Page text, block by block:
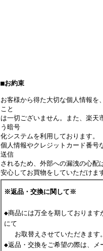
■お約束
お客様から得た大切な個人情報を
こと
は一切ございません。また、楽天
う暗号
化システムを利用しております。
個人情報やクレジットカード番号
送信
されるため、外部への漏洩の心配
安心してお買物をしていただけま
※返品・交換に関して※
◆商品には万全を期 しておりま
にて
お取替えさせていただきます
◆返品・交換をご希望の際は、